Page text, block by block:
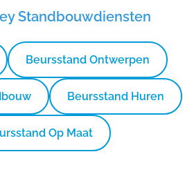
Standbouwdiensten
Beursstand Ontwerpen
Beursstand Huren
Op Maat